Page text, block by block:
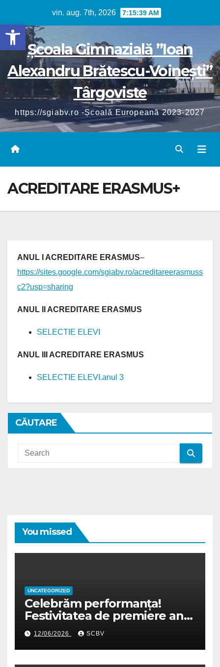
Deschide bara de unelte
content
vin. aug. 7th, 2026 7:15:39 AM
Școala Gimnazială ”Ioan
Alexandru Brătescu-Voinești”
Târgoviste
https://sgiabv.ro -Școală Europeană 2023-2027
ACREDITARE ERASMUS+
ANUL I ACREDITARE ERASMUS–
https://sites.google.com/sgiabv.ro/acreditareerasmuss
c2?usp=sharing
ANUL II ACREDITARE ERASMUS
SELECTIE ELEVI
ANUL III ACREDITARE ERASMUS
SELECTIE ELEVI.anul 3
CĂUTARE
You missed
UNCATEGORIZED
Celebrăm performanța!
Festivitatea de premiere an
școlar 2025-2026
12/06/2026 SCBV